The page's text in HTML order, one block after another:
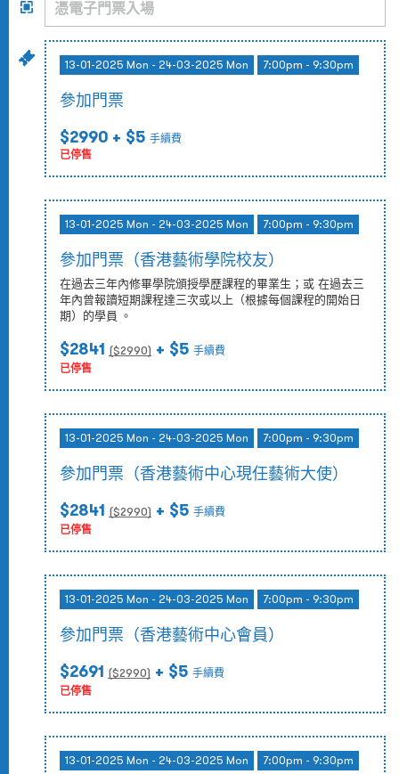
13-01-2025 Mon - 24-03-2025 Mon 7:00pm - 9:30pm
參加門票
$2990 + $5 手續費
已停售
13-01-2025 Mon - 24-03-2025 Mon 7:00pm - 9:30pm
參加門票（香港藝術學院校友）
在過去三年內修畢學院頒授學歷課程的畢業生；或 在過去三
年內曾報讀短期課程達三次或以上（根據每個課程的開始日
期）的學員 。
$2841 ($2990) + $5 手續費
已停售
13-01-2025 Mon - 24-03-2025 Mon 7:00pm - 9:30pm
參加門票（香港藝術中心現任藝術大使）
$2841 ($2990) + $5 手續費
已停售
13-01-2025 Mon - 24-03-2025 Mon 7:00pm - 9:30pm
參加門票（香港藝術中心會員）
$2691 ($2990) + $5 手續費
已停售
13-01-2025 Mon - 24-03-2025 Mon 7:00pm - 9:30pm